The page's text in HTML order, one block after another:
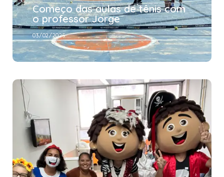
Começo das aulas de tênis com
o professor Jorge
03/02/2025
Ação social
Evento para os internos na
HEMORIO com os “voluntários
engajados”
02/02/2025